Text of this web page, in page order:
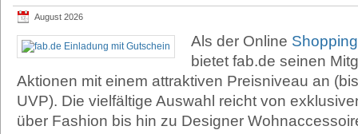
August 2026
Als der Online
bietet fab.de seinen
Aktionen mit einem attraktiven Preisniveau an
UVP). Die vielfältige Auswahl reicht von
über Fashion bis hin zu Designer